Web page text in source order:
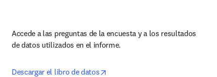
Accede a las preguntas de la encuesta y a los resultados
de datos utilizados en el informe.
Descargar el libro de datos